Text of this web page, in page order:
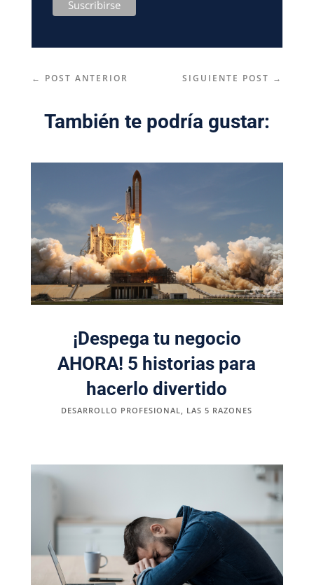
← POST ANTERIOR SIGUIENTE POST →
También te podría gustar:
¡Despega tu negocio
AHORA! 5 historias para
hacerlo divertido
DESARROLLO PROFESIONAL LAS 5 RAZONES